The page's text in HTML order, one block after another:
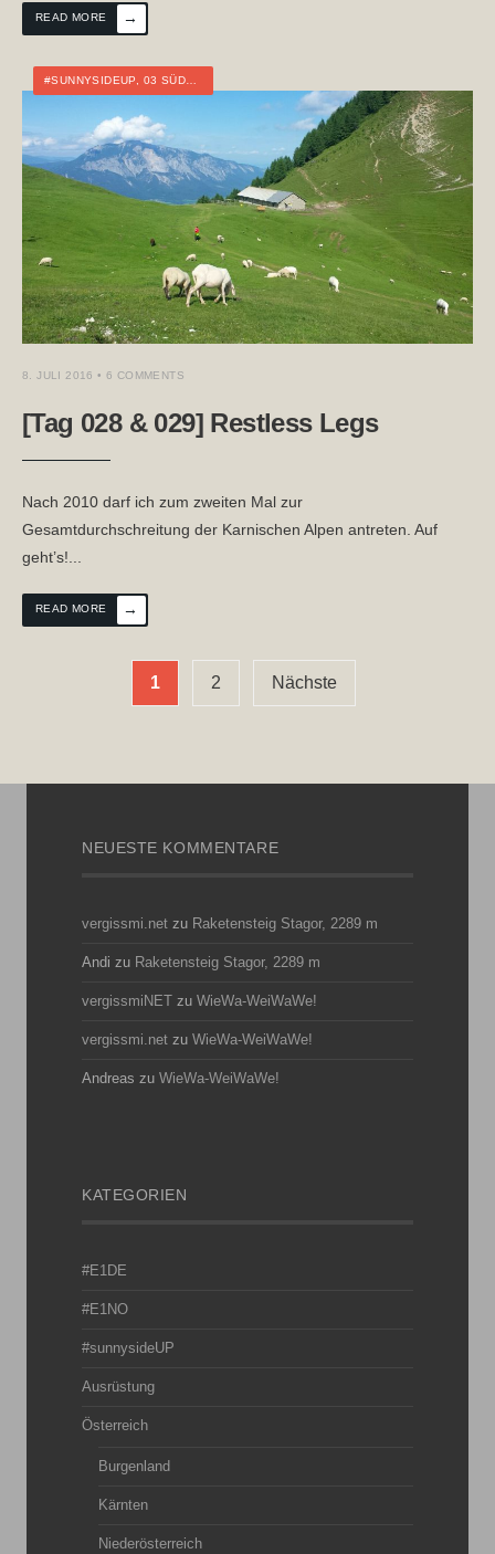
READ MORE →
#SUNNYSIDEUP 03 SÜDALPENWEG
8. JULI 2016 • 6 COMMENTS
[Tag 028 & 029] Restless Legs
Nach 2010 darf ich zum zweiten Mal zur
Gesamtdurchschreitung der Karnischen Alpen antreten. Auf
geht’s!
READ MORE →
Seitennummerierung
1 2 Nächste
NEUESTE KOMMENTARE
vergissmi.net zu Raketensteig Stagor, 2289 m
Andi zu Raketensteig Stagor, 2289 m
vergissmiNET zu WieWa-WeiWaWe!
vergissmi.net zu WieWa-WeiWaWe!
Andreas zu WieWa-WeiWaWe!
KATEGORIEN
#E1DE
#E1NO
#sunnysideUP
Ausrüstung
Österreich
Burgenland
Kärnten
Niederösterreich